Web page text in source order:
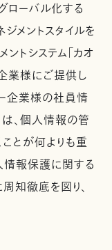
ローバル化する
メントスタイルを
ントシステム「カオ
業様にご提供し
企業様の社員情
、個人情報の管
とが何よりも重
情報保護に関する
知徹底を図り、